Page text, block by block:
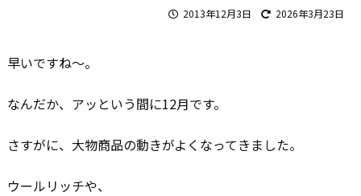
2013年12月3日 2026年3月23日
早いですね～。
なんだか、アッという間に12月です。
さすがに、大物商品の動きがよくなってきました。
ウールリッチや、